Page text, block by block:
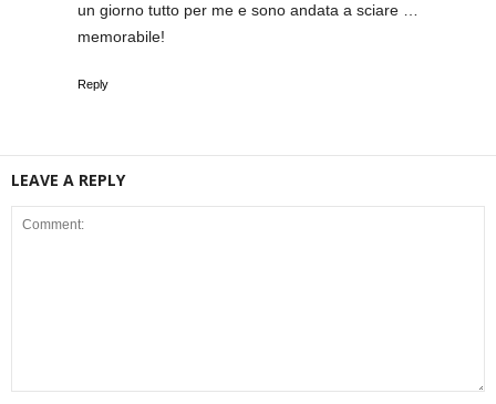
un giorno tutto per me e sono andata a sciare …
memorabile!
Reply
LEAVE A REPLY